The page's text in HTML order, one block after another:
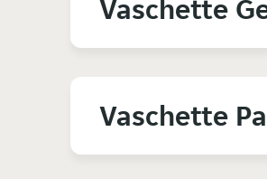
Vaschette
Vaschette